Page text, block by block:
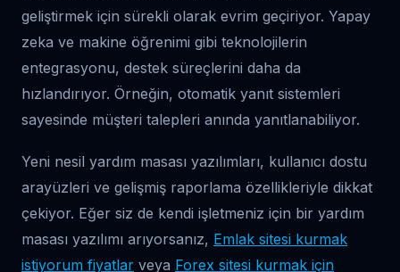
geliştirmek için sürekli olarak evrim geçiriyor. Yapay
zeka ve makine öğrenimi gibi teknolojilerin
entegrasyonu, destek süreçlerini daha da
hızlandırıyor. Örneğin, otomatik yanıt sistemleri
sayesinde müşteri talepleri anında yanıtlanabiliyor.
Yeni nesil yardım masası yazılımları, kullanıcı dostu
arayüzleri ve gelişmiş raporlama özellikleriyle dikkat
çekiyor. Eğer siz de kendi işletmeniz için bir yardım
masası yazılımı arıyorsanız, Emlak sitesi kurmak
istiyorum fiyatlar veya Forex sitesi kurmak için